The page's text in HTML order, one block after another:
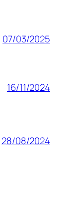
07/03/2025
16/11/2024
28/08/2024